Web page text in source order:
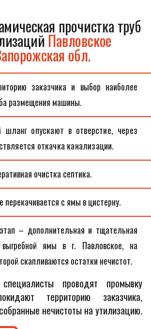
прочистка труб
Павловское
обл.
заказчика и выбор наиболее
размещения машины.
шланг опускают в отверстие, через
откачка канализации.
очистка септика.
перекачивается с ямы в цистерну.
– дополнительная и тщательная
ямы в г. Павловское, на
скапливаются остатки нечистот.
проводят промывку
территорию заказчика,
нечистоты на утилизацию.